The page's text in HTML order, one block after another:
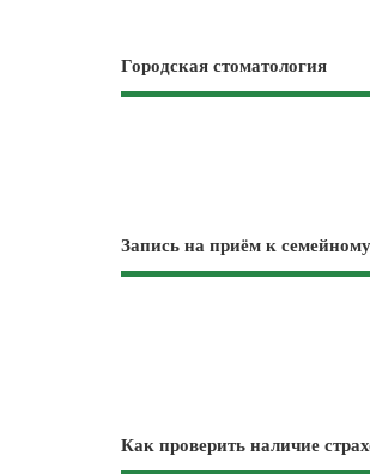
Городская стоматология
Запись на приём к
Как проверить наличие